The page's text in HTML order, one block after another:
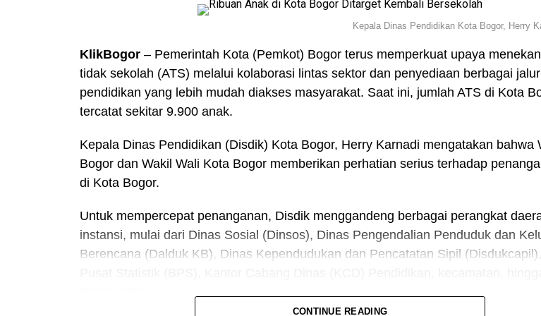
“Untuk sementara bisa dirangkap lah oleh direksi yang ada,” kata Dedie Rachim.
Area Parkir Sementara
(hrs)
Kepala Dinas Pendidikan Kota Bogor, Herry
KlikBogor – Pemerintah Kota (Pemkot) Bogor terus memperkuat upaya
tidak sekolah (ATS) melalui kolaborasi lintas sektor dan penyediaan berbagai jalur
pendidikan yang lebih mudah diakses masyarakat. Saat ini, jumlah ATS di Kota
tercatat sekitar 9.900 anak.
Kepala Dinas Pendidikan (Disdik) Kota Bogor, Herry Karnadi mengatakan bahwa
Bogor dan Wakil Wali Kota Bogor memberikan perhatian serius terhadap
di Kota Bogor.
Untuk mempercepat penanganan, Disdik menggandeng berbagai perangkat
instansi, mulai dari Dinas Sosial (Dinsos), Dinas Pengendalian Penduduk dan
Berencana (Dalduk KB), Dinas Kependudukan dan Pencatatan Sipil
CONTINUE READING